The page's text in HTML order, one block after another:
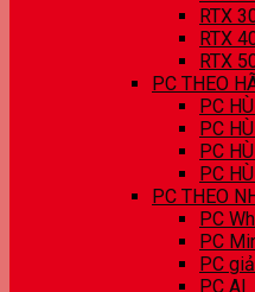
RTX
RTX
RTX
PC THEO
PC
PC
PC
PC
PC THEO
PC
PC
PC
PC AI